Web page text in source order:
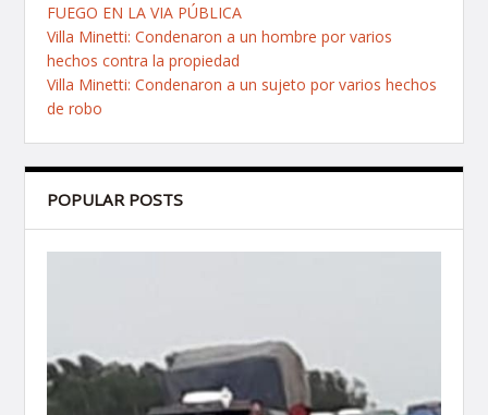
FUEGO EN LA VIA PÚBLICA
Villa Minetti: Condenaron a un hombre por varios
hechos contra la propiedad
Villa Minetti: Condenaron a un sujeto por varios hechos
de robo
POPULAR POSTS